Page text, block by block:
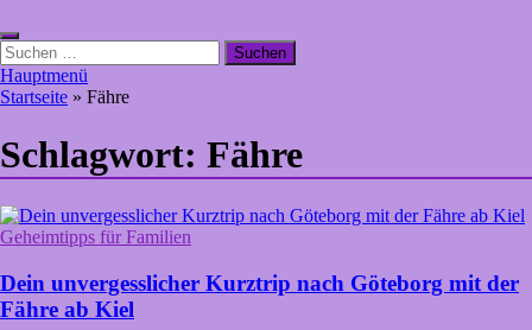
Suchen
nach:
Hauptmenü
Startseite » Fähre
Schlagwort: Fähre
Geheimtipps für Familien
Dein unvergesslicher Kurztrip nach Göteborg mit der
Fähre ab Kiel